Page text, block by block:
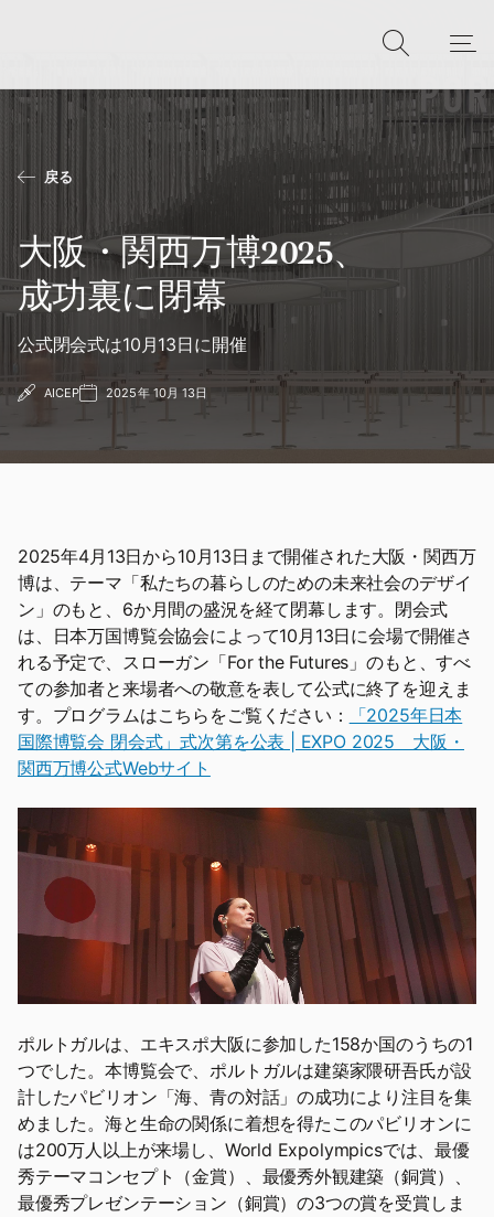
戻る
大阪・関西万博2025、
成功裏に閉幕
公式閉会式は10月13日に開催
AICEP 2025年 10月 13日
2025年4月13日から10月13日まで開催された大阪・関西万
博は、テーマ「私たちの暮らしのための未来社会のデザイ
ン」のもと、6か月間の盛況を経て閉幕します。閉会式
は、日本万国博覧会協会によって10月13日に会場で開催さ
れる予定で、スローガン「For the Futures」のもと、すべ
ての参加者と来場者への敬意を表して公式に終了を迎えま
す。プログラムはこちらをご覧ください：
「2025年日本
国際博覧会 閉会式」式次第を公表 | EXPO 2025 大阪・
関西万博公式Webサイト
ポルトガルは、エキスポ大阪に参加した158か国のうちの1
つでした。本博覧会で、ポルトガルは建築家隈研吾氏が設
計したパビリオン「海、青の対話」の成功により注目を集
めました。海と生命の関係に着想を得たこのパビリオンに
は200万人以上が来場し、World Expolympicsでは、最優
秀テーマコンセプト（金賞）、最優秀外観建築（銅賞）、
最優秀プレゼンテーション（銅賞）の3つの賞を受賞しま